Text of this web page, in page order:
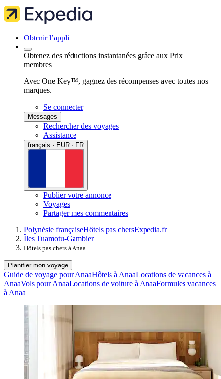
Obtenir l’appli
Obtenez des réductions instantanées grâce aux Prix
membres
Avec One Key™, gagnez des récompenses avec toutes nos
marques.
Se connecter
Messages
Rechercher des voyages
Assistance
français · EUR · FR
Publier votre annonce
Voyages
Partager mes commentaires
Polynésie françaiseHôtels pas chersExpedia.fr
Îles Tuamotu-Gambier
Hôtels pas chers à Anaa
Planifier mon voyage
Guide de voyage pour AnaaHôtels à AnaaLocations de vacances à
AnaaVols pour AnaaLocations de voiture à AnaaFormules vacances
à Anaa